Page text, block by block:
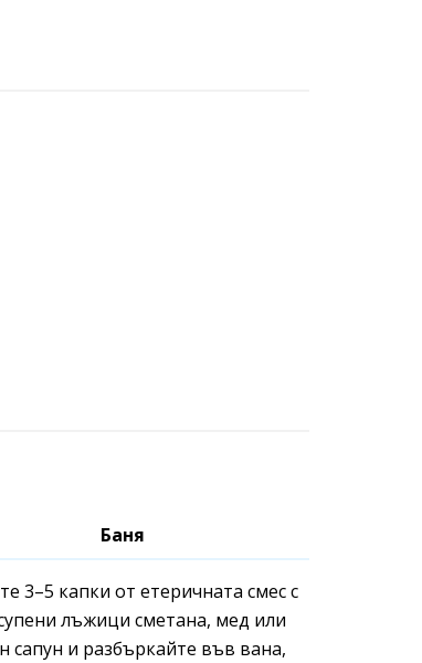
Баня
3–5 капки от етеричната смес с
лъжици сметана, мед или
сапун и разбъркайте във вана,